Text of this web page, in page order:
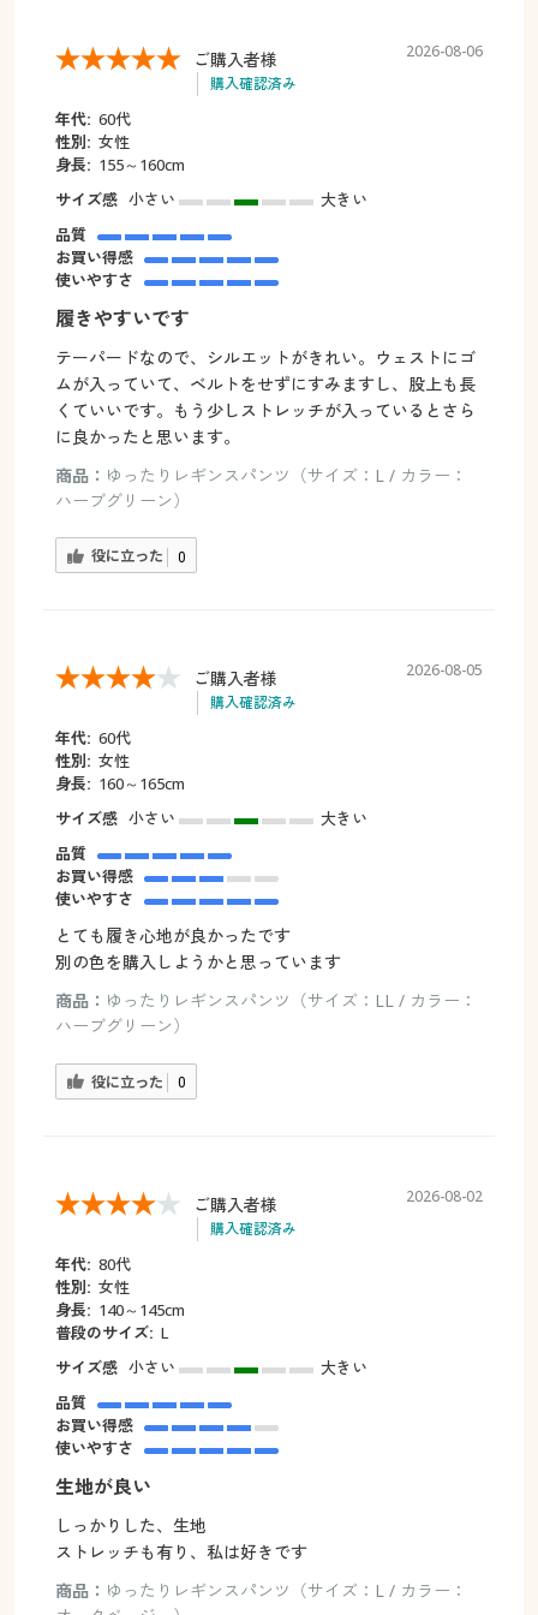
ご購入者様
購入確認済み
2026-08-06
年代: 60代
性別: 女性
身長: 155～160cm
サイズ感 小さい
大きい
品質
お買い得感
使いやすさ
履きやすいです
テーパードなので、シルエットがきれい。ウェストにゴ
ムが入っていて、ベルトをせずにすみますし、股上も長
くていいです。もう少しストレッチが入っているとさら
に良かったと思います。
商品： ゆったりレギンスパンツ（サイズ：L / カラー：
ハーブグリーン）
役に立った 0
ご購入者様
購入確認済み
2026-08-05
年代: 60代
性別: 女性
身長: 160～165cm
サイズ感 小さい
大きい
品質
お買い得感
使いやすさ
とても履き心地が良かったです
別の色を購入しようかと思っています
商品： ゆったりレギンスパンツ（サイズ：LL / カラー：
ハーブグリーン）
役に立った 0
ご購入者様
購入確認済み
2026-08-02
年代: 80代
性別: 女性
身長: 140～145cm
普段のサイズ: L
サイズ感 小さい
大きい
品質
お買い得感
使いやすさ
生地が良い
しっかりした、生地
ストレッチも有り、私は好きです
商品： ゆったりレギンスパンツ（サイズ：L / カラー：